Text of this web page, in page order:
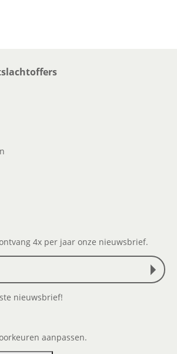
4x per jaar onze nieuwsbrief.
nieuwsbrief!
aanpassen.